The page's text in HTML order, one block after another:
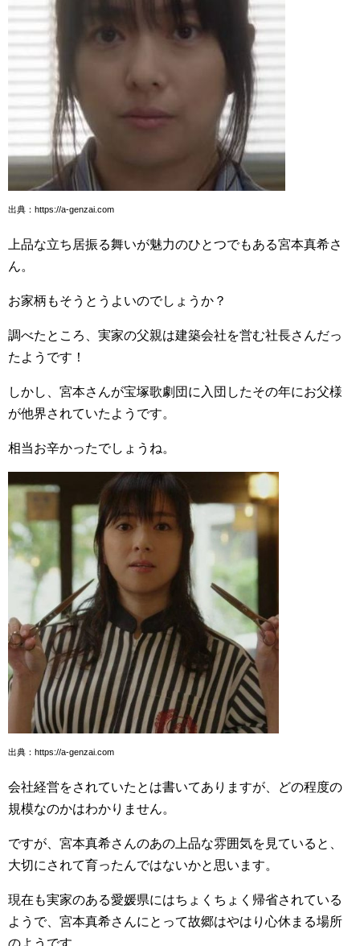
出典：https://a-genzai.com
上品な立ち居振る舞いが魅力のひとつでもある宮本真希さ
ん。
お家柄もそうとうよいのでしょうか？
調べたところ、実家の父親は建築会社を営む社長さんだっ
たようです！
しかし、宮本さんが宝塚歌劇団に入団したその年にお父様
が他界されていたようです。
相当お辛かったでしょうね。
出典：https://a-genzai.com
会社経営をされていたとは書いてありますが、どの程度の
規模なのかはわかりません。
ですが、宮本真希さんのあの上品な雰囲気を見ていると、
大切にされて育ったんではないかと思います。
現在も実家のある愛媛県にはちょくちょく帰省されている
ようで、宮本真希さんにとって故郷はやはり心休まる場所